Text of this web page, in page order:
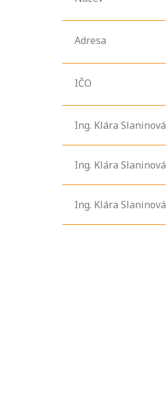
Adresa
IČO
Ing. Klára Slaninová
Ing. Klára Slaninová
Ing. Klára Slaninová